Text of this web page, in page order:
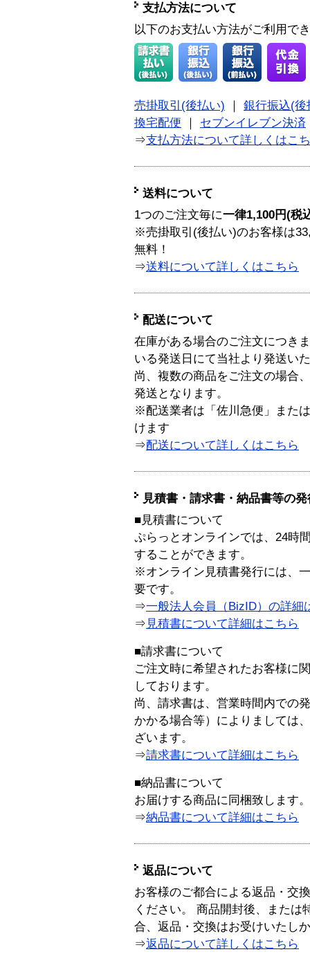
支払方法について
以下のお支払い方法がご利用で
売掛取引(後払い)
銀行振込(後
換宅配便
セブンイレブン決済
⇒支払方法について詳しくはこ
送料について
1つのご注文毎に一律1,100円(税
※売掛取引(後払い)のお客様は
無料！
⇒送料について詳しくはこちら
配送について
在庫がある場合のご注文につき
いる発送日にて当社より発送い
尚、複数の商品をご注文の場合
発送となります。
※配送業者は「佐川急便」また
けます
⇒配送について詳しくはこちら
見積書・請求書・納品書等の
■見積書について
ぷらっとオンラインでは、24時
することができます。
※オンライン見積書発行には、
要です。
⇒一般法人会員（BizID）の詳細
⇒ 見積書について詳細はこちら
■請求書について
ご注文時に希望されたお客様に
しております。
尚、請求書は、営業時間内での
かかる場合等）によりましては
ざいます。
⇒請求書について詳細はこちら
■納品書について
お届けする商品に同梱致します。
⇒納品書について詳細はこちら
返品について
お客様のご都合による返品・交
ください。 商品開封後、または
合、返品・交換はお受けいたし
⇒返品について詳しくはこちら